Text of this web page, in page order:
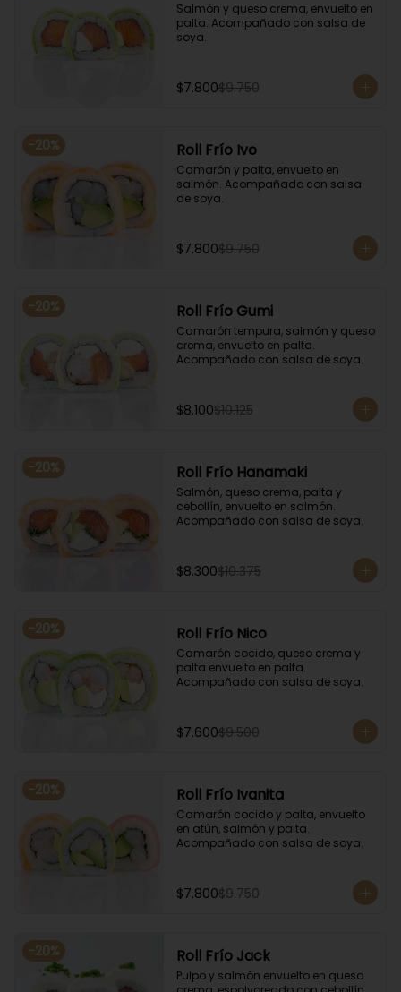
Salmón y queso crema, envuelto en
palta. Acompañado con salsa de
soya.
$7.800$9.750
-20% Roll Frío Ivo
Camarón y palta, envuelto en
salmón. Acompañado con salsa
de soya.
$7.800$9.750
-20% Roll Frío Gumi
Camarón tempura, salmón y queso
crema, envuelto en palta.
Acompañado con salsa de soya.
$8.100$10.125
-20% Roll Frío Hanamaki
Salmón, queso crema, palta y
cebollín, envuelto en salmón.
Acompañado con salsa de soya.
$8.300$10.375
-20% Roll Frío Nico
Camarón cocido, queso crema y
palta envuelto en palta.
Acompañado con salsa de soya.
$7.600$9.500
-20% Roll Frío Ivanita
Camarón cocido y palta, envuelto
en atún, salmón y palta.
Acompañado con salsa de soya.
$7.800$9.750
-20% Roll Frío Jack
Pulpo y salmón envuelto en queso